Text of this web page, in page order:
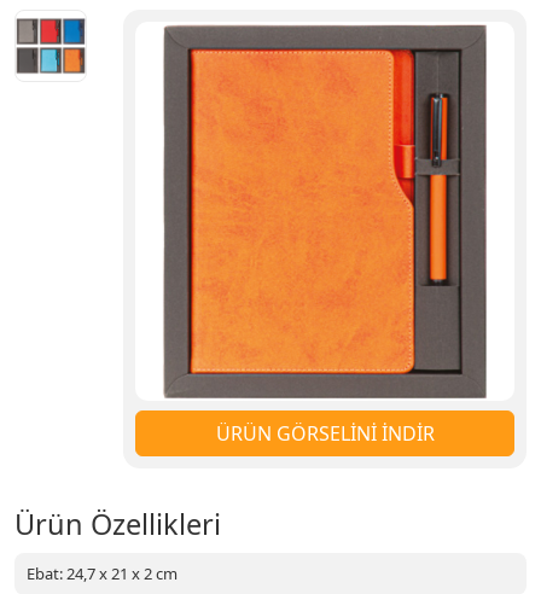
ÜRÜN GÖRSELİNİ İNDİR
Ürün Özellikleri
Ebat: 24,7 x 21 x 2 cm